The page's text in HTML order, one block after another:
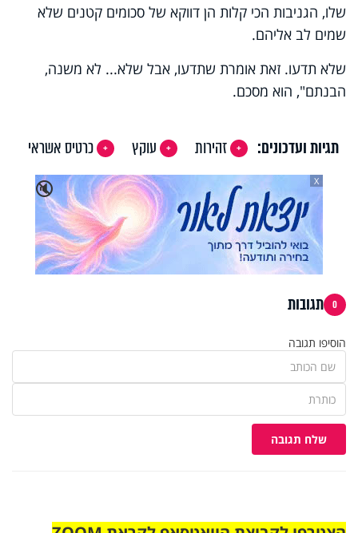
שלו, הגניבות הכי קלות הן דווקא של סכומים קטנים שלא
שמים לב אליהם.
שלא תדעו. זאת אומרת שתדעו, אבל שלא... לא משנה,
הבנתם", הוא מסכם.
תגיות ועדכונים: זהירות עוקץ
כרטיס אשראי
🔇
X
0 תגובות
הוסיפו תגובה
שלח תגובה